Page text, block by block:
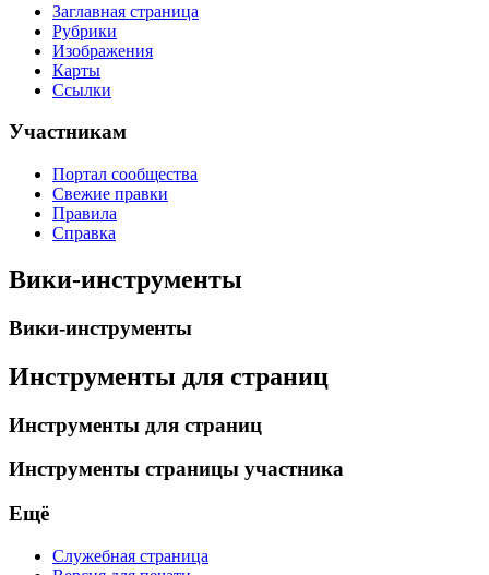
Заглавная страница
Рубрики
Изображения
Карты
Ссылки
Участникам
Портал сообщества
Свежие правки
Правила
Справка
Вики-инструменты
Вики-инструменты
Инструменты для страниц
Инструменты для страниц
Инструменты страницы участника
Ещё
Служебная страница